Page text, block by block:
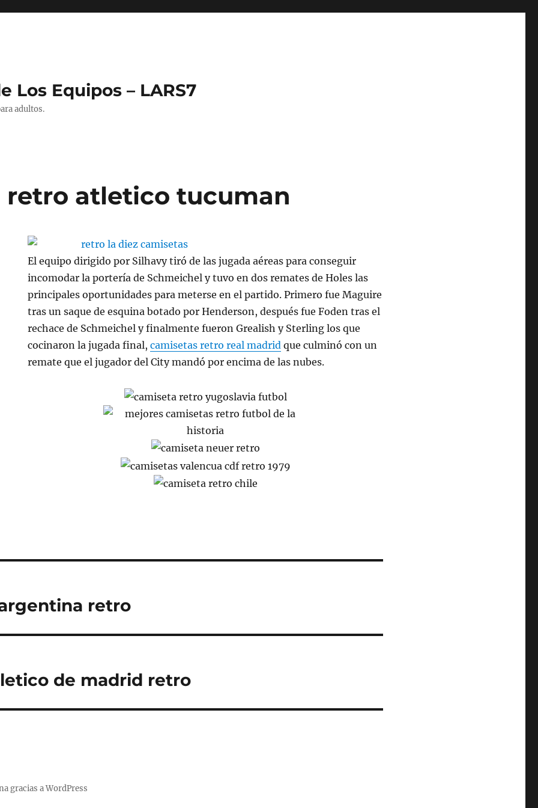
Los Equipos – LARS7
adultos.
retro atletico tucuman
El equipo dirigido por Silhavy tiró de las jugada aéreas para conseguir
incomodar la portería de Schmeichel y tuvo en dos remates de Holes las
principales oportunidades para meterse en el partido. Primero fue Maguire
tras un saque de esquina botado por Henderson, después fue Foden tras el
rechace de Schmeichel y finalmente fueron Grealish y Sterling los que
cocinaron la jugada final,camisetas retro real madrid que culminó con un
remate que el jugador del City mandó por encima de las nubes.
retro
de madrid retro
gracias a WordPress